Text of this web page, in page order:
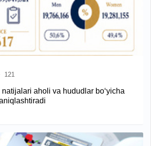
121
natijalari aholi va hududlar bo‘yicha